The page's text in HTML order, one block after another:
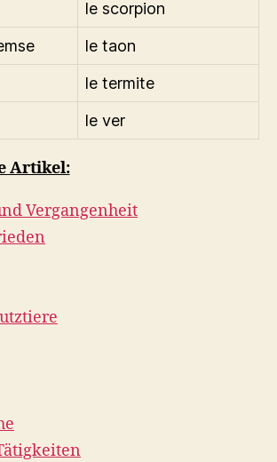
le scorpion
le taon
le termite
le ver
Artikel:
Vergangenheit